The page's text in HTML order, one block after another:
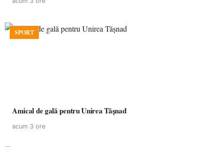
SPORT
Amical de gală pentru Unirea Tășnad
acum 3 ore